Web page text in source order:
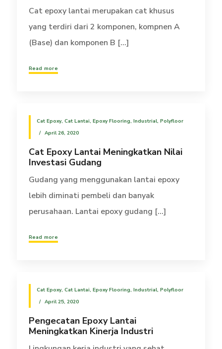
Cat epoxy lantai merupakan cat khusus
yang terdiri dari 2 komponen, kompnen A
(Base) dan komponen B [...]
Read more
Cat Epoxy, Cat Lantai, Epoxy Flooring, Industrial, Polyfloor
April 26, 2020
Cat Epoxy Lantai Meningkatkan Nilai
Investasi Gudang
Gudang yang menggunakan lantai epoxy
lebih diminati pembeli dan banyak
perusahaan. Lantai epoxy gudang [...]
Read more
Cat Epoxy, Cat Lantai, Epoxy Flooring, Industrial, Polyfloor
April 25, 2020
Pengecatan Epoxy Lantai
Meningkatkan Kinerja Industri